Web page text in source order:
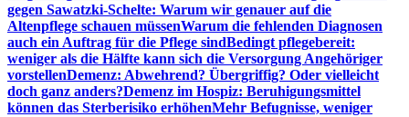
gegen Sawatzki-Schelte: Warum wir genauer auf die
Altenpflege schauen müssenWarum die fehlenden Diagnosen
auch ein Auftrag für die Pflege sindBedingt pflegebereit:
weniger als die Hälfte kann sich die Versorgung Angehöriger
vorstellenDemenz: Abwehrend? Übergriffig? Oder vielleicht
doch ganz anders?Demenz im Hospiz: Beruhigungsmittel
können das Sterberisiko erhöhenMehr Befugnisse, weniger